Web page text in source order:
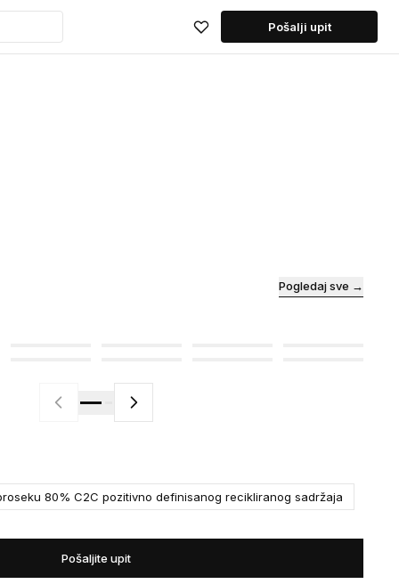
Pošalji upit
Pogledaj sve →
80% C2C pozitivno definisanog recikliranog sadržaja
Pošaljite upit